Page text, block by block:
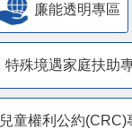
廉能透明專區
特殊境遇家庭扶助
兒童權利公約(CRC)